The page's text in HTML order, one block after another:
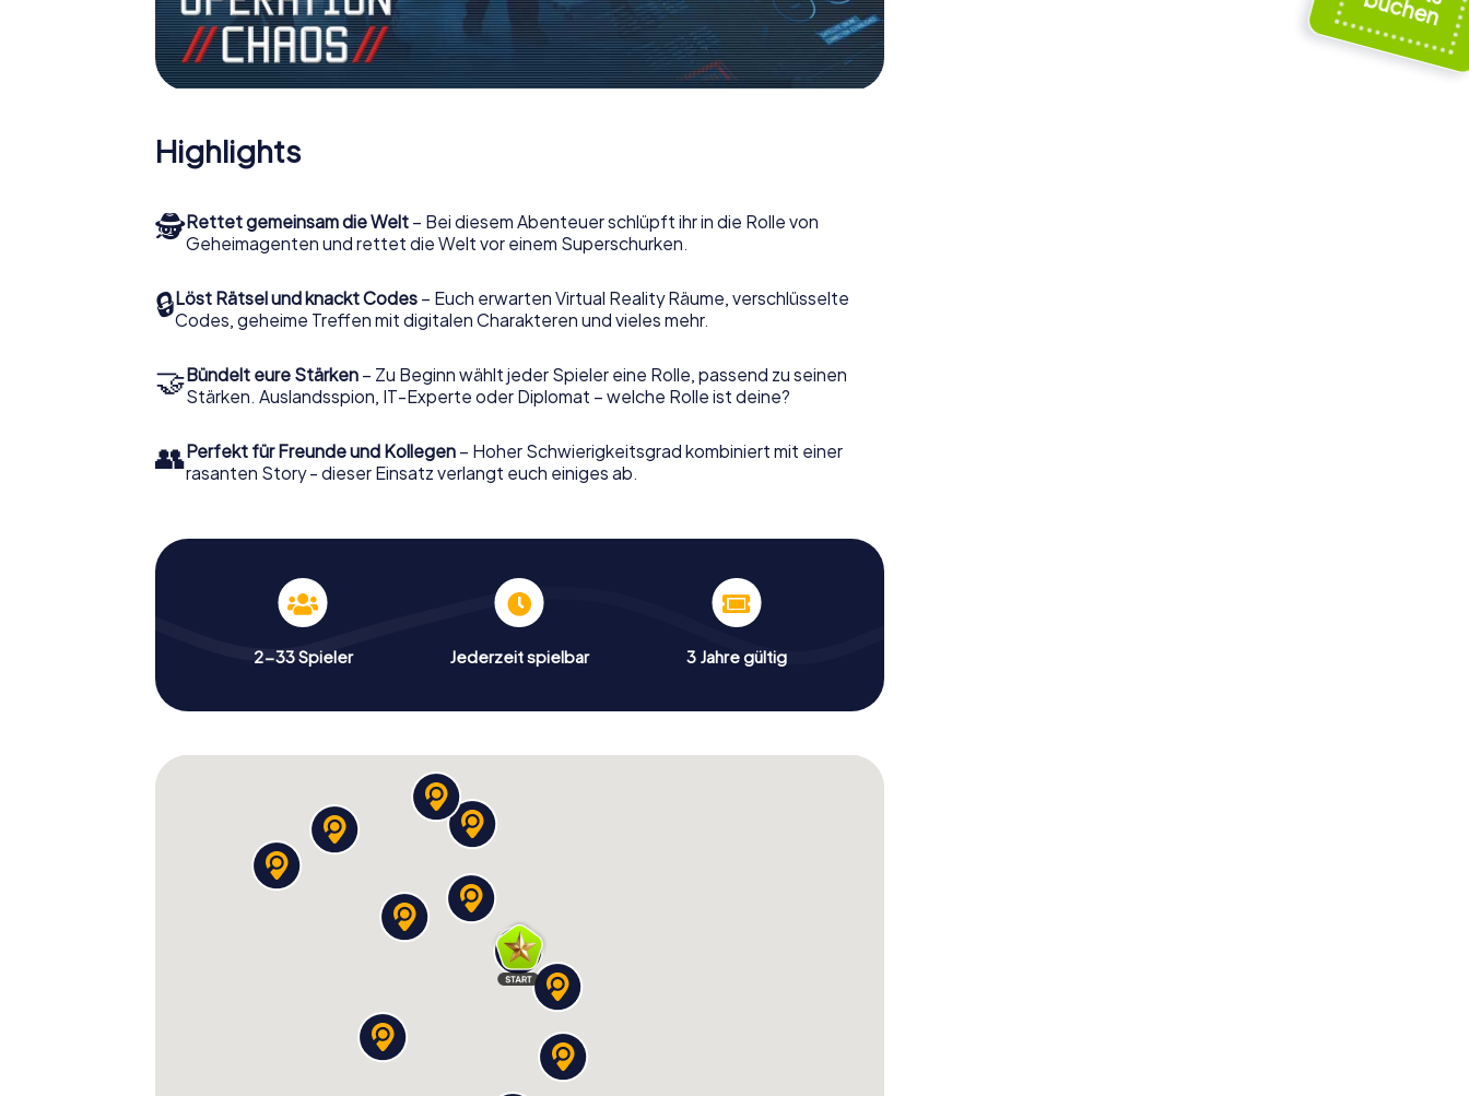
Highlights
🕵Rettet gemeinsam die Welt – Bei diesem Abenteuer schlüpft ihr in die Rolle von
Geheimagenten und rettet die Welt vor einem Superschurken.
🔒Löst Rätsel und knackt Codes – Euch erwarten Virtual Reality Räume, verschlüsselte
Codes, geheime Treffen mit digitalen Charakteren und vieles mehr.
🤝Bündelt eure Stärken – Zu Beginn wählt jeder Spieler eine Rolle, passend zu seinen
Stärken. Auslandsspion, IT-Experte oder Diplomat – welche Rolle ist deine?
👥Perfekt für Freunde und Kollegen – Hoher Schwierigkeitsgrad kombiniert mit einer
rasanten Story - dieser Einsatz verlangt euch einiges ab.
2-33 Spieler Jederzeit spielbar 3 Jahre gültig